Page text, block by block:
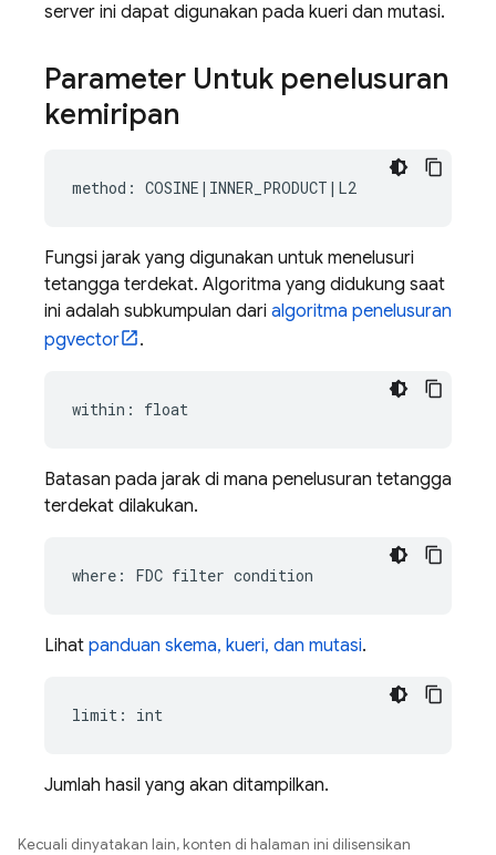
server ini dapat digunakan pada kueri dan mutasi.
Parameter Untuk penelusuran
kemiripan
Fungsi jarak yang digunakan untuk menelusuri
tetangga terdekat. Algoritma yang didukung saat
ini adalah subkumpulan dari algoritma penelusuran
pgvector
.
Batasan pada jarak di mana penelusuran tetangga
terdekat dilakukan.
Lihat panduan skema, kueri, dan mutasi.
Jumlah hasil yang akan ditampilkan.
Kecuali dinyatakan lain, konten di halaman ini dilisensikan